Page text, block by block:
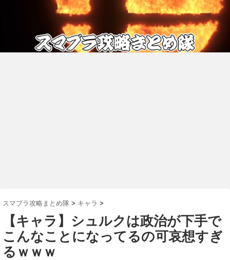
スマブラ攻略まとめ隊 > キャラ >
【キャラ】シュルクは政治が下手で
こんなことになってるの可哀想すぎ
るｗｗｗ